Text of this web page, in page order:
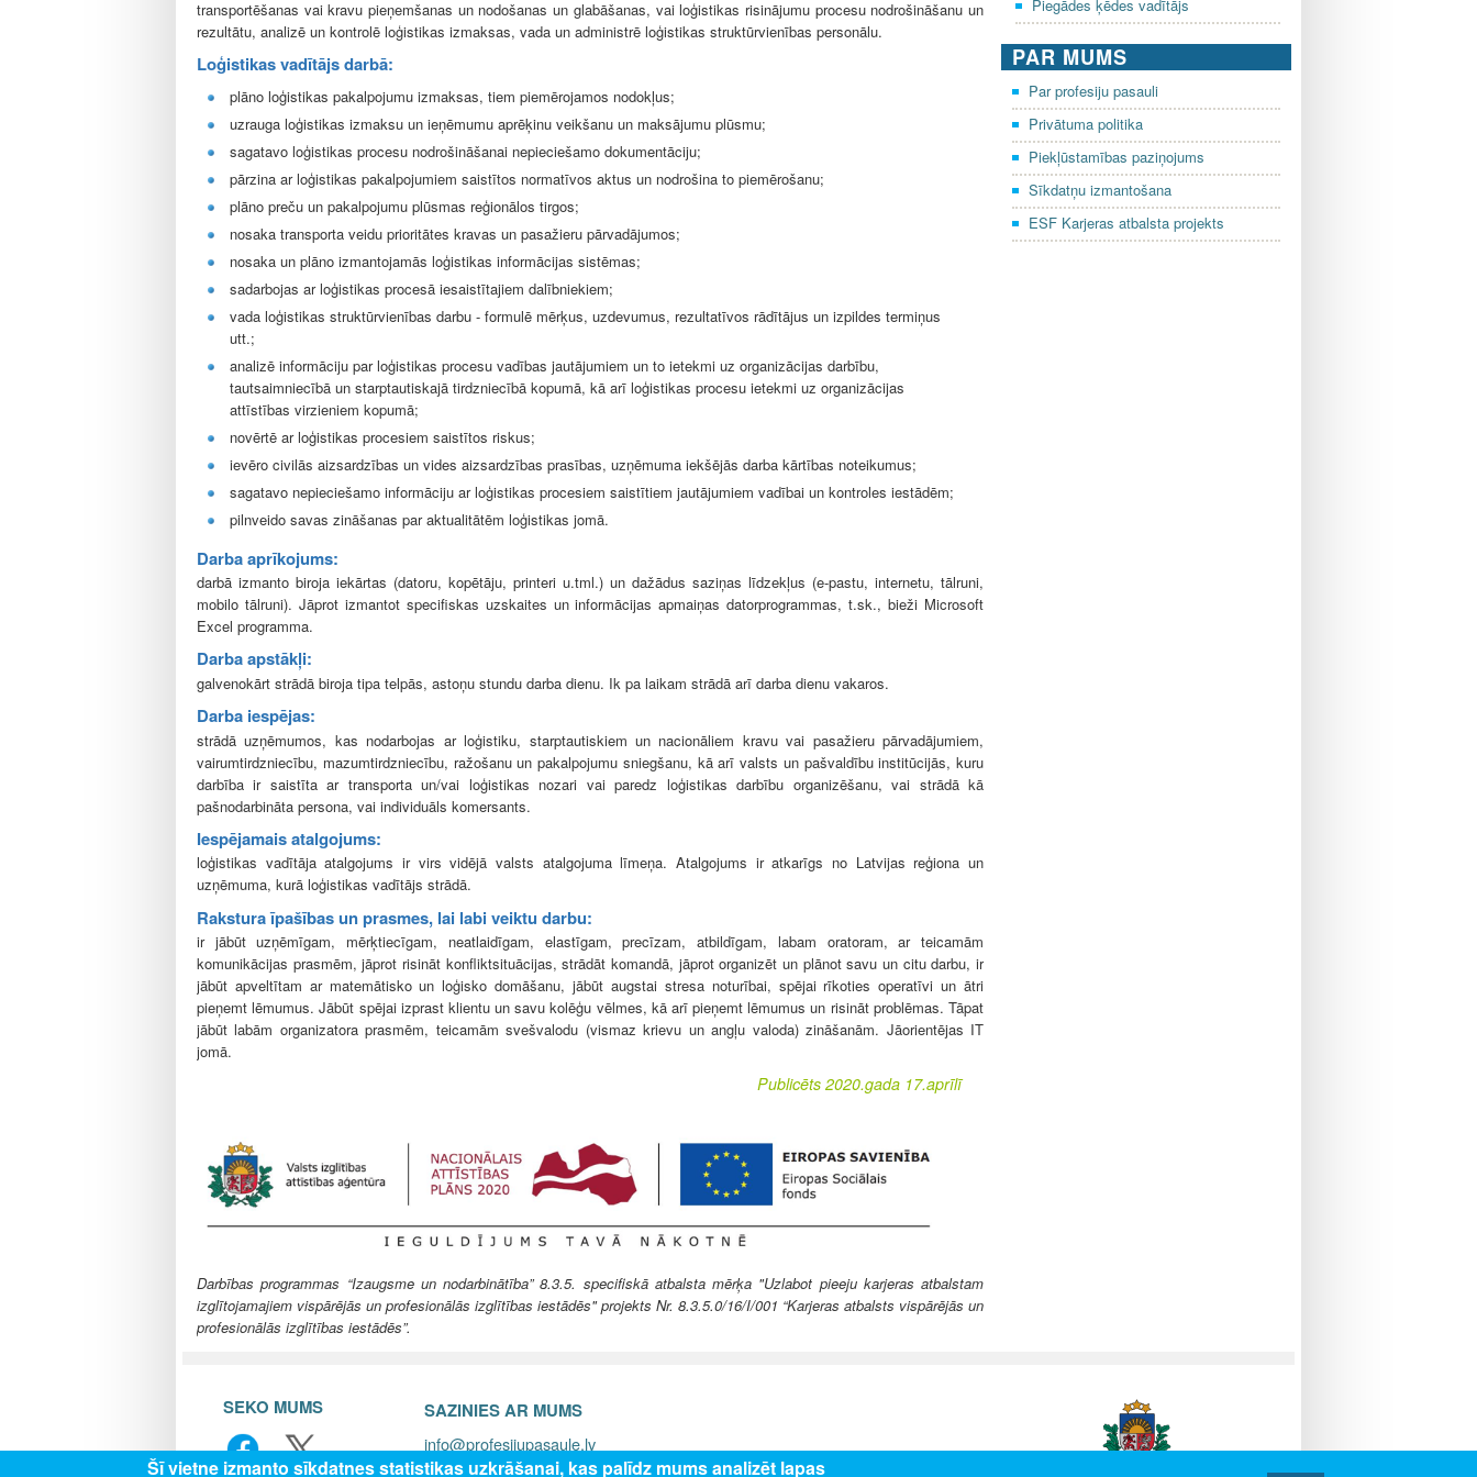
e
transportēšanas vai kravu pieņemšanas un nodošanas un glabāšanas, vai loģistikas risinājumu procesu nodrošināšanu un
rezultātu, analizē un kontrolē loģistikas izmaksas, vada un administrē loģistikas struktūrvienības personālu.
Loģistikas vadītājs darbā:
plāno loģistikas pakalpojumu izmaksas, tiem piemērojamos nodokļus;
uzrauga loģistikas izmaksu un ieņēmumu aprēķinu veikšanu un maksājumu plūsmu;
sagatavo loģistikas procesu nodrošināšanai nepieciešamo dokumentāciju;
pārzina ar loģistikas pakalpojumiem saistītos normatīvos aktus un nodrošina to piemērošanu;
plāno preču un pakalpojumu plūsmas reģionālos tirgos;
nosaka transporta veidu prioritātes kravas un pasažieru pārvadājumos;
nosaka un plāno izmantojamās loģistikas informācijas sistēmas;
sadarbojas ar loģistikas procesā iesaistītajiem dalībniekiem;
vada loģistikas struktūrvienības darbu - formulē mērķus, uzdevumus, rezultatīvos rādītājus un izpildes termiņus
utt.;
analizē informāciju par loģistikas procesu vadības jautājumiem un to ietekmi uz organizācijas darbību,
tautsaimniecībā un starptautiskajā tirdzniecībā kopumā, kā arī loģistikas procesu ietekmi uz organizācijas
attīstības virzieniem kopumā;
novērtē ar loģistikas procesiem saistītos riskus;
ievēro civilās aizsardzības un vides aizsardzības prasības, uzņēmuma iekšējās darba kārtības noteikumus;
sagatavo nepieciešamo informāciju ar loģistikas procesiem saistītiem jautājumiem vadībai un kontroles iestādēm;
pilnveido savas zināšanas par aktualitātēm loģistikas jomā.
Darba aprīkojums:
darbā izmanto biroja iekārtas (datoru, kopētāju, printeri u.tml.) un dažādus saziņas līdzekļus (e-pastu, internetu, tālruni,
mobilo tālruni). Jāprot izmantot specifiskas uzskaites un informācijas apmaiņas datorprogrammas, t.sk., bieži Microsoft
Excel programma.
Darba apstākļi:
galvenokārt strādā biroja tipa telpās, astoņu stundu darba dienu. Ik pa laikam strādā arī darba dienu vakaros.
Darba iespējas:
strādā uzņēmumos, kas nodarbojas ar loģistiku, starptautiskiem un nacionāliem kravu vai pasažieru pārvadājumiem,
vairumtirdzniecību, mazumtirdzniecību, ražošanu un pakalpojumu sniegšanu, kā arī valsts un pašvaldību institūcijās, kuru
darbība ir saistīta ar transporta un/vai loģistikas nozari vai paredz loģistikas darbību organizēšanu, vai strādā kā
pašnodarbināta persona, vai individuāls komersants.
Iespējamais atalgojums:
loģistikas vadītāja atalgojums ir virs vidējā valsts atalgojuma līmeņa.Atalgojums ir atkarīgs no Latvijas reģiona un
uzņēmuma, kurā loģistikas vadītājs strādā.
Rakstura īpašības un prasmes, lai labi veiktu darbu:
ir jābūt uzņēmīgam, mērķtiecīgam, neatlaidīgam, elastīgam, precīzam, atbildīgam, labam oratoram, ar teicamām
komunikācijas prasmēm, jāprot risināt konfliktsituācijas, strādāt komandā, jāprot organizēt un plānot savu un citu darbu, ir
jābūt apveltītam ar matemātisko un loģisko domāšanu, jābūt augstai stresa noturībai, spējai rīkoties operatīvi un ātri
pieņemt lēmumus. Jābūt spējai izprast klientu un savu kolēģu vēlmes, kā arī pieņemt lēmumus un risināt problēmas. Tāpat
jābūt labām organizatora prasmēm, teicamām svešvalodu (vismaz krievu un angļu valoda) zināšanām. Jāorientējas IT
jomā.
Publicēts 2020.gada 17.aprīlī
Darbības programmas “Izaugsme un nodarbinātība” 8.3.5. specifiskā atbalsta mērķa "Uzlabot pieeju karjeras atbalstam
izglītojamajiem vispārējās un profesionālās izglītības iestādēs" projekts Nr. 8.3.5.0/16/I/001 “Karjeras atbalsts vispārējās un
profesionālās izglītības iestādēs”.
Piegādes ķēdes vadītājs
PAR MUMS
Par profesiju pasauli
Privātuma politika
Piekļūstamības paziņojums
Sīkdatņu izmantošana
ESF Karjeras atbalsta projekts
SEKO MUMS SAZINIES AR MUMS
info@profesijupasaule.lv
Šī vietne izmanto sīkdatnes statistikas uzkrāšanai, kas palīdz mums analizēt lapas